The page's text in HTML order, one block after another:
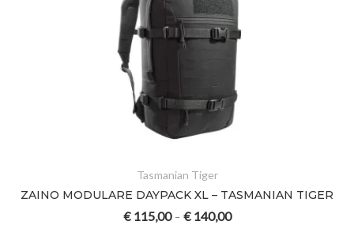
Tasmanian Tiger
ZAINO MODULARE DAYPACK XL – TASMANIAN TIGER
€115,00 – €140,00